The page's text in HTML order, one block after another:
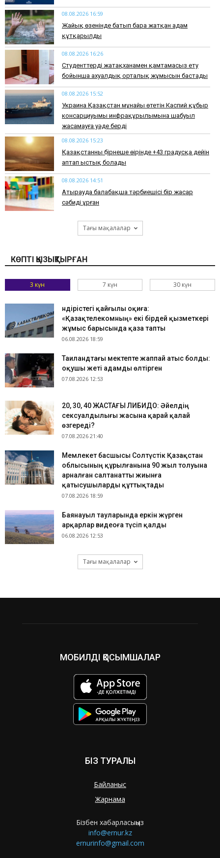
08.08.2026 16:59
Жайық өзенінде батып бара жатқан адам
құтқарылды
08.08.2026 16:26
Студенттерді жатақханамен қамтамасыз ету
бойынша ахуалдық орталық жұмысын бастады
08.08.2026 15:52
Украина Қазақстан мұнайы өтетін Каспий құбыр
консарциуымы инфрақұрылымына шабуыл
жасамауға уәде берді
08.08.2026 15:23
Қазақстанның бірнеше өңірінде +43 градусқа дейін
аптап ыстық болады
08.08.2026 14:51
Атырауда балабақша тәрбиешісі бір жасар
сәбиді ұрған
Тағы мақалалар
КӨПТІ ҚЫЗЫҚТЫРҒАН
3 күн 7 күн 30 күн
Өндірістегі қайғылы оқиға:
«Қазақтелекомның» екі бірдей қызметкері
жұмыс барысында қаза тапты
06.08.2026 18:59
Таиландтағы мектепте жаппай атыс болды:
оқушы жеті адамды өлтірген
07.08.2026 12:53
​20, 30, 40 ЖАСТАҒЫ ЛИБИДО: Әйелдің
сексуалдылығы жасына қарай қалай
өзгереді?
07.08.2026 21:40
Мемлекет басшысы Солтүстік Қазақстан
облысының құрылғанына 90 жыл толуына
арналған салтанатты жиынға
қатысушыларды құттықтады
07.08.2026 18:59
Баянауыл тауларында еркін жүрген
арқарлар видеоға түсіп қалды
06.08.2026 12:53
Тағы мақалалар
МОБИЛДІ ҚОСЫМШАЛАР
БІЗ ТУРАЛЫ
Байланыс
Жарнама
Бізбен хабарласыңыз
info@ernur.kz
ernurinfo@gmail.com